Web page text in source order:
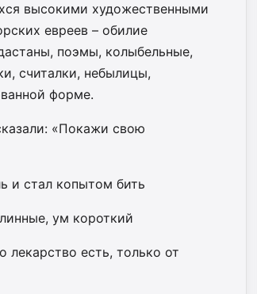
высокими художественными
евреев – обилие
поэмы, колыбельные,
считалки, небылицы,
форме.
«Покажи свою
и стал копытом бить
ум короткий
есть, только от